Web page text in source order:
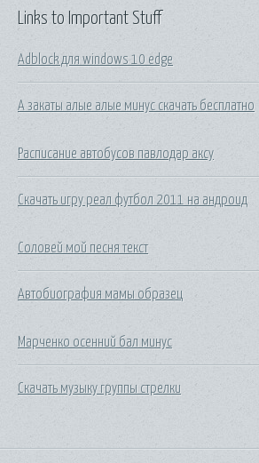
Links to Important Stuff
Adblock для windows 10 edge
А закаты алые алые минус скачать бесплатно
Расписание автобусов павлодар аксу
Скачать игру реал футбол 2011 на андроид
Соловей мой песня текст
Автобиография мамы образец
Марченко осенний бал минус
Скачать музыку группы стрелки